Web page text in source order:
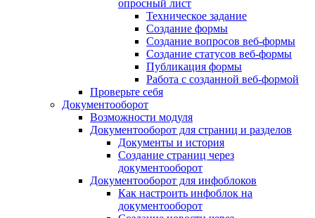
опросный лист
Техническое задание
Создание формы
Создание вопросов веб-формы
Создание статусов веб-формы
Публикация формы
Работа с созданной веб-формой
Проверьте себя
Документооборот
Возможности модуля
Документооборот для страниц и разделов
Документы и история
Создание страниц через
документооборот
Документооборот для инфоблоков
Как настроить инфоблок на
документооборот